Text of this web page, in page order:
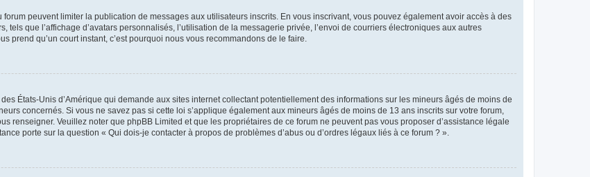
peuvent limiter la publication de messages aux utilisateurs inscrits. En vous inscrivant, vous pouvez également avoir accès à des
que l’affichage d’avatars personnalisés, l’utilisation de la messagerie privée, l’envoi de courriers électroniques aux autres
prend qu’un court instant, c’est pourquoi nous vous recommandons de le faire.
États-Unis d’Amérique qui demande aux sites internet collectant potentiellement des informations sur les mineurs âgés de moins de
concernés. Si vous ne savez pas si cette loi s’applique également aux mineurs âgés de moins de 13 ans inscrits sur votre forum,
renseigner. Veuillez noter que phpBB Limited et que les propriétaires de ce forum ne peuvent pas vous proposer d’assistance légale
porte sur la question « Qui dois-je contacter à propos de problèmes d’abus ou d’ordres légaux liés à ce forum ? ».